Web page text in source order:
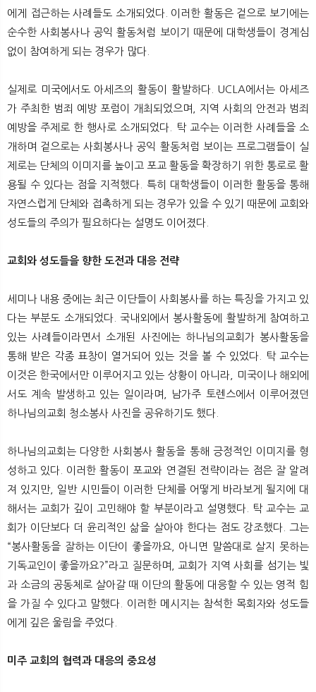
에게 접근하는 사례들도 소개되었다. 이러한 활동은 겉으로 보기에는
순수한 사회봉사나 공익 활동처럼 보이기 때문에 대학생들이 경계심
없이 참여하게 되는 경우가 많다.
실제로 미국에서도 아세즈의 활동이 활발하다. UCLA에서는 아세즈
가 주최한 범죄 예방 포럼이 개최되었으며, 지역 사회의 안전과 범죄
예방을 주제로 한 행사로 소개되었다. 탁 교수는 이러한 사례들을 소
개하며 겉으로는 사회봉사나 공익 활동처럼 보이는 프로그램들이 실
제로는 단체의 이미지를 높이고 포교 활동을 확장하기 위한 통로로 활
용될 수 있다는 점을 지적했다. 특히 대학생들이 이러한 활동을 통해
자연스럽게 단체와 접촉하게 되는 경우가 있을 수 있기 때문에 교회와
성도들의 주의가 필요하다는 설명도 이어졌다.
교회와 성도들을 향한 도전과 대응 전략
세미나 내용 중에는 최근 이단들이 사회봉사를 하는 특징을 가지고 있
다는 부분도 소개되었다. 국내외에서 봉사활동에 활발하게 참여하고
있는 사례들이라면서 소개된 사진에는 하나님의교회가 봉사활동을
통해 받은 각종 표창이 열거되어 있는 것을 볼 수 있었다. 탁 교수는
이것은 한국에서만 이루어지고 있는 상황이 아니라, 미국이나 해외에
서도 계속 발생하고 있는 일이라며, 남가주 토렌스에서 이루어졌던
하나님의교회 청소봉사 사진을 공유하기도 했다.
하나님의교회는 다양한 사회봉사 활동을 통해 긍정적인 이미지를 형
성하고 있다. 이러한 활동이 포교와 연결된 전략이라는 점은 잘 알려
져 있지만, 일반 시민들이 이러한 단체를 어떻게 바라보게 될지에 대
해서는 교회가 깊이 고민해야 할 부분이라고 설명했다. 탁 교수는 교
회가 이단보다 더 윤리적인 삶을 살아야 한다는 점도 강조했다. 그는
“봉사활동을 잘하는 이단이 좋을까요, 아니면 말씀대로 살지 못하는
기독교인이 좋을까요?”라고 질문하며, 교회가 지역 사회를 섬기는 빛
과 소금의 공동체로 살아갈 때 이단의 활동에 대응할 수 있는 영적 힘
을 가질 수 있다고 말했다. 이러한 메시지는 참석한 목회자와 성도들
에게 깊은 울림을 주었다.
미주 교회의 협력과 대응의 중요성